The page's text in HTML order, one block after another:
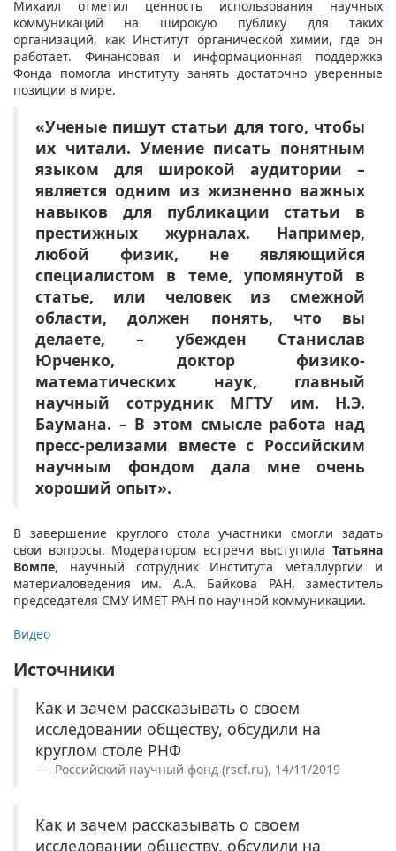
Михаил отметил ценность использования научных
коммуникаций на широкую публику для таких
организаций, как Институт органической химии, где он
работает. Финансовая и информационная поддержка
Фонда помогла институту занять достаточно уверенные
позиции в мире.
«Ученые пишут статьи для того, чтобы
их читали. Умение писать понятным
языком для широкой аудитории –
является одним из жизненно важных
навыков для публикации статьи в
престижных журналах. Например,
любой физик, не являющийся
специалистом в теме, упомянутой в
статье, или человек из смежной
области, должен понять, что вы
делаете, – убежден Станислав
Юрченко, доктор физико-
математических наук, главный
научный сотрудник МГТУ им. Н.Э.
Баумана. – В этом смысле работа над
пресс-релизами вместе с Российским
научным фондом дала мне очень
хороший опыт».
В завершение круглого стола участники смогли задать
свои вопросы. Модератором встречи выступила Татьяна
Вомпе, научный сотрудник Института металлургии и
материаловедения им. А.А. Байкова РАН, заместитель
председателя СМУ ИМЕТ РАН по научной коммуникации.
Видео
Источники
Как и зачем рассказывать о своем
исследовании обществу, обсудили на
круглом столе РНФ
Российский научный фонд (rscf.ru), 14/11/2019
Как и зачем рассказывать о своем
исследовании обществу, обсудили на